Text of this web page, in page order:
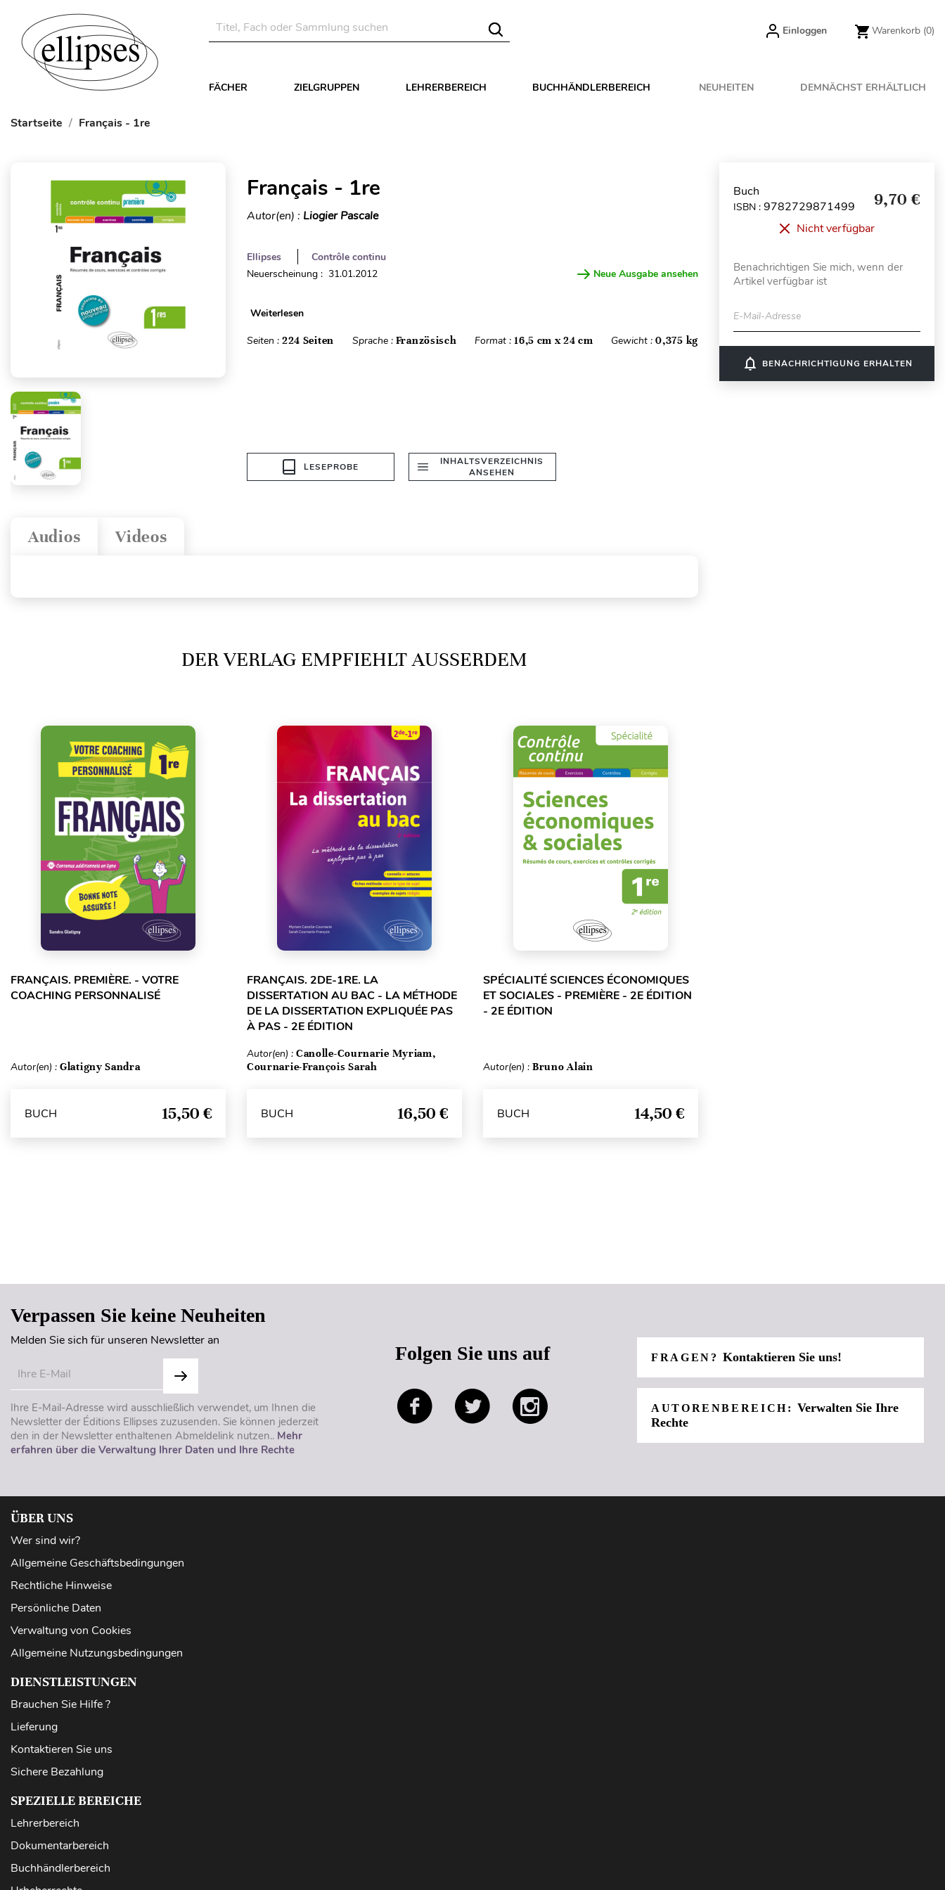
Einloggen Warenkorb (0)
FÄCHER ZIELGRUPPEN LEHRERBEREICH BUCHHÄNDLERBEREICH NEUHEITEN DEMNÄCHST ERHÄLTLICH
Startseite Français - 1re
Français - 1re
Autor(en) : Liogier Pascale
Ellipses
Contrôle continu
Neuerscheinung : 31.01.2012
Neue Ausgabe ansehen
Weiterlesen
Seiten : 224 Seiten Sprache : Französisch Format :16,5 cm x 24 cm Gewicht :0,375 kg
LESEPROBE
INHALTSVERZEICHNIS
ANSEHEN
Videos
Audios
DER VERLAG EMPFIEHLT AUSSERDEM
FRANÇAIS. PREMIÈRE. - VOTRE
COACHING PERSONNALISÉ
Autor(en) : Glatigny Sandra
BUCH 15,50 €
FRANÇAIS. 2DE-1RE. LA
DISSERTATION AU BAC - LA MÉTHODE
DE LA DISSERTATION EXPLIQUÉE PAS
À PAS - 2E ÉDITION
Autor(en) : Canolle-Cournarie Myriam,
Cournarie-François Sarah
BUCH 16,50 €
SPÉCIALITÉ SCIENCES ÉCONOMIQUES
ET SOCIALES - PREMIÈRE - 2E ÉDITION
- 2E ÉDITION
Autor(en) : Bruno Alain
BUCH 14,50 €
Buch
ISBN : 9782729871499 9,70 €
Nicht verfügbar
Benachrichtigen Sie mich, wenn der
Artikel verfügbar ist
E-Mail-Adresse
notifications_none BENACHRICHTIGUNG ERHALTEN
Verpassen Sie keine Neuheiten
Melden Sie sich für unseren Newsletter an
Ihre E-Mail-Adresse wird ausschließlich verwendet, um Ihnen die
Newsletter der Éditions Ellipses zuzusenden. Sie können jederzeit
den in der Newsletter enthaltenen Abmeldelink nutzen.. Mehr
erfahren über die Verwaltung Ihrer Daten und Ihre Rechte
Folgen Sie uns auf FRAGEN?Kontaktieren Sie uns!
AUTORENBEREICH:Verwalten Sie Ihre
Rechte
ÜBER UNS
Wer sind wir?
Allgemeine Geschäftsbedingungen
Rechtliche Hinweise
Persönliche Daten
Verwaltung von Cookies
Allgemeine Nutzungsbedingungen
DIENSTLEISTUNGEN
Brauchen Sie Hilfe ?
Lieferung
Kontaktieren Sie uns
Sichere Bezahlung
SPEZIELLE BEREICHE
Lehrerbereich
Dokumentarbereich
Buchhändlerbereich